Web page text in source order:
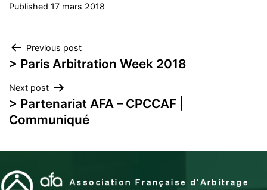
Published 17 mars 2018
Navigation
de
l’article
Previous post
> Paris Arbitration Week 2018
Next post
> Partenariat AFA – CPCCAF |
Communiqué